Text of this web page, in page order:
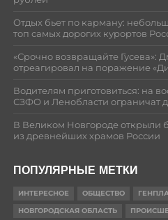
Отдых бьет по карману:
топ самых дорогих курортов
«Срочно возвращайте Гусева»:
отреагировал на поражение
Водителям приготовиться: на
СЗФО и Ленобласти ограничат
В Великом Новгороде открыли
из древнейших храмов России
ПОПУЛЯРНЫЕ МЕТКИ
ИНТЕРЕСНОЕ ОБЩЕСТВО
НОВГОРОДСКАЯ ОБЛАСТЬ